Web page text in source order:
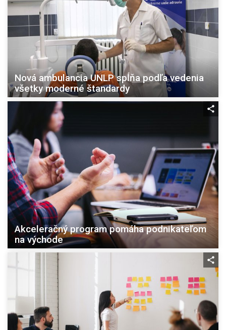
Nová ambulancia UNLP spĺňa podľa vedenia
všetky moderné štandardy
Akceleračný program pomáha podnikateľom
na východe